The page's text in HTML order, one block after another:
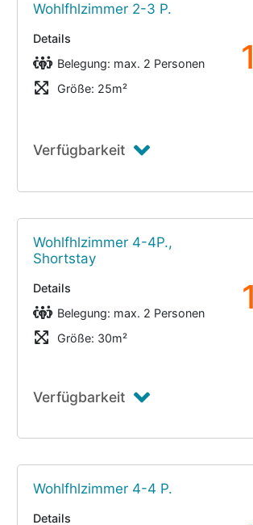
Wohlfhlzimmer 2-3 P.
Details
Belegung: max. 2 Personen
Größe: 25m²
Verfügbarkeit
Wohlfhlzimmer 4-4P.,
Shortstay
Details
Belegung: max. 2 Personen
Größe: 30m²
Verfügbarkeit
Wohlfhlzimmer 4-4 P.
Details